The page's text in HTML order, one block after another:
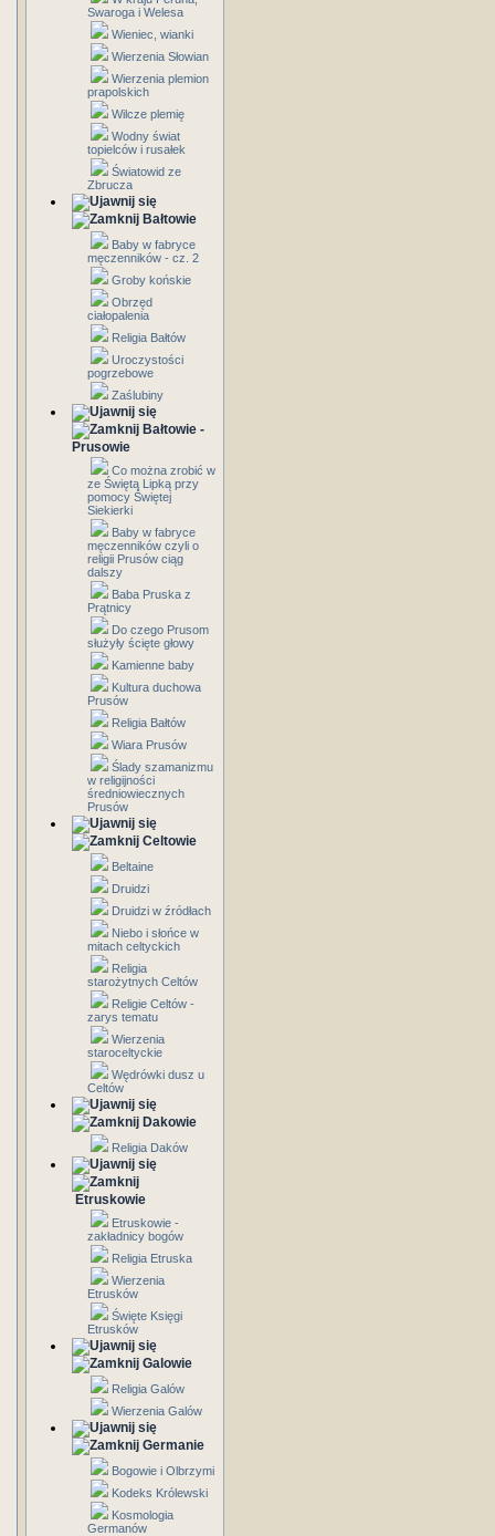
Swaroga i Welesa
Wieniec, wianki
Wierzenia Słowian
Wierzenia plemion
prapolskich
Wilcze plemię
Wodny świat
topielców i rusałek
Światowid ze
Zbrucza
Bałtowie
Baby w fabryce
męczenników - cz. 2
Groby końskie
Obrzęd
ciałopalenia
Religia Bałtów
Uroczystości
pogrzebowe
Zaślubiny
Bałtowie -
Prusowie
Co można zrobić w
ze Świętą Lipką przy
pomocy Świętej
Siekierki
Baby w fabryce
męczenników czyli o
religii Prusów ciąg
dalszy
Baba Pruska z
Prątnicy
Do czego Prusom
służyły ścięte głowy
Kamienne baby
Kultura duchowa
Prusów
Religia Bałtów
Wiara Prusów
Ślady szamanizmu
w religijności
średniowiecznych
Prusów
Celtowie
Beltaine
Druidzi
Druidzi w źródłach
Niebo i słońce w
mitach celtyckich
Religia
starożytnych Celtów
Religie Celtów -
zarys tematu
Wierzenia
staroceltyckie
Wędrówki dusz u
Celtów
Dakowie
Religia Daków
Etruskowie
Etruskowie -
zakładnicy bogów
Religia Etruska
Wierzenia
Etrusków
Święte Księgi
Etrusków
Galowie
Religia Galów
Wierzenia Galów
Germanie
Bogowie i Olbrzymi
Kodeks Królewski
Kosmologia
Germanów